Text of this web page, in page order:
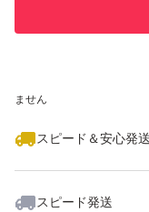
ません
スピード＆安心発送
スピード発送